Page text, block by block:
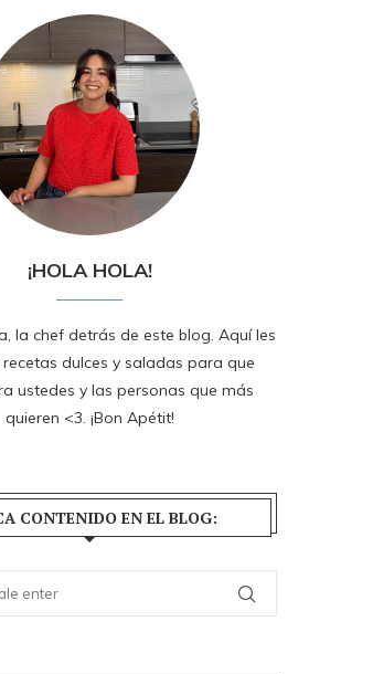
¡HOLA HOLA!
la chef detrás de este blog. Aquí les
dulces y saladas para que
ustedes y las personas que más
quieren <3. ¡Bon Apétit!
CONTENIDO EN EL BLOG: